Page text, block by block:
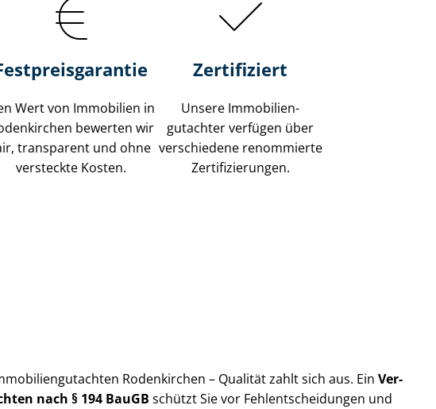
Wert von Immobilien in
bewerten wir
transparent und ohne
versteckte Kosten.
Zertifiziert
Unsere Immobilien­
gutachter verfügen über
verschiedene renommierte
Zer­ti­fi­zie­run­gen.
Rodenkirchen – Qualität zahlt sich aus. Ein Ver­
nach § 194 BauGB schützt Sie vor Fehl­ent­schei­dun­gen und